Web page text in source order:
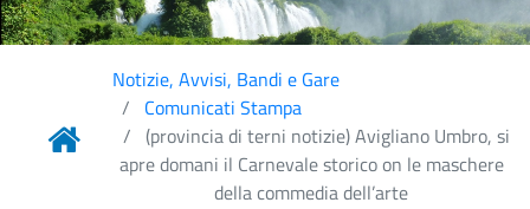
Notizie, Avvisi, Bandi e Gare
Comunicati Stampa
(provincia di terni notizie) Avigliano Umbro, si
apre domani il Carnevale storico on le maschere
della commedia dell’arte